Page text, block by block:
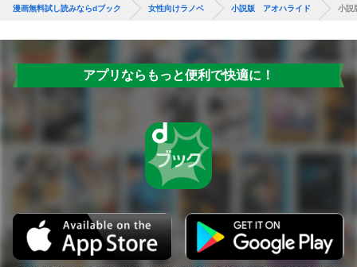
漫画無料試し読みならdブック 女性向けラノベ 小説版 アオハライド 小説
アプリならもっと便利で快適に！